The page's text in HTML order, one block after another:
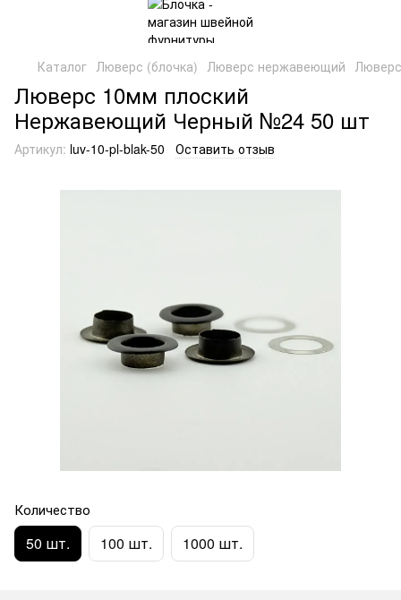
Каталог Люверс (блочка) Люверс нержавеющий
Люверс 10мм плоский
Нержавеющий Черный №24 50 шт
Артикул: luv-10-pl-blak-50 Оставить отзыв
Количество
50 шт. 100 шт. 1000 шт.